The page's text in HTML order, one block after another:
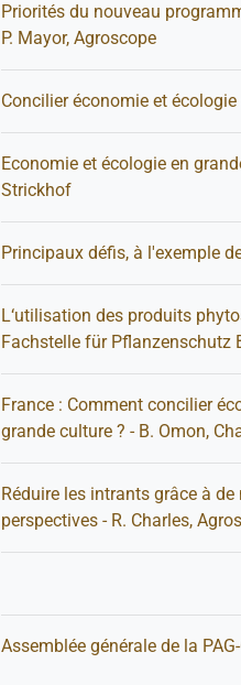
Priorités du nouveau
P. Mayor, Agroscope
Concilier économie et
Economie et écologie en
Strickhof
Principaux défis, à l'exemple
L‘utilisation des produits
Fachstelle für Pflanzenschutz
France : Comment concilier
grande culture ? - B. Omon,
Réduire les intrants grâce à
perspectives - R. Charles,
Assemblée générale de la